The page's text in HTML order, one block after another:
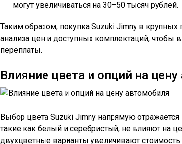
могут увеличиваться на 30–50 тысяч рублей.
Таким образом, покупка Suzuki Jimny в крупных
анализа цен и доступных комплектаций, чтобы
переплаты.
Влияние цвета и опций на
Выбор цвета Suzuki Jimny напрямую отражается
такие как белый и серебристый, не влияют на
двухцветные варианты увеличивают